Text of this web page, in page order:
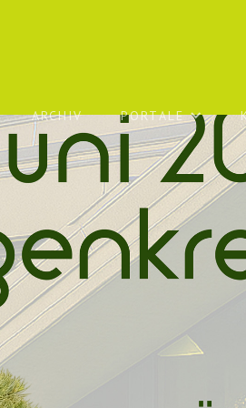
ARCHIV PORTALE